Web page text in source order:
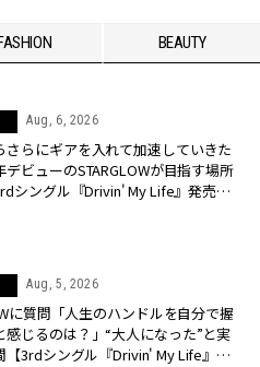
BEAUTY
Aug, 6, 2026
さらにギアを入れて加速していきた
デビューのSTARGLOWが目指す場所
シングル『Drivin' My Life』発売】 |
Aug, 5, 2026
に質問「人生のハンドルを自分で握
感じるのは？」“大️人になった”と実
【3rdシングル『Drivin' My Life』発